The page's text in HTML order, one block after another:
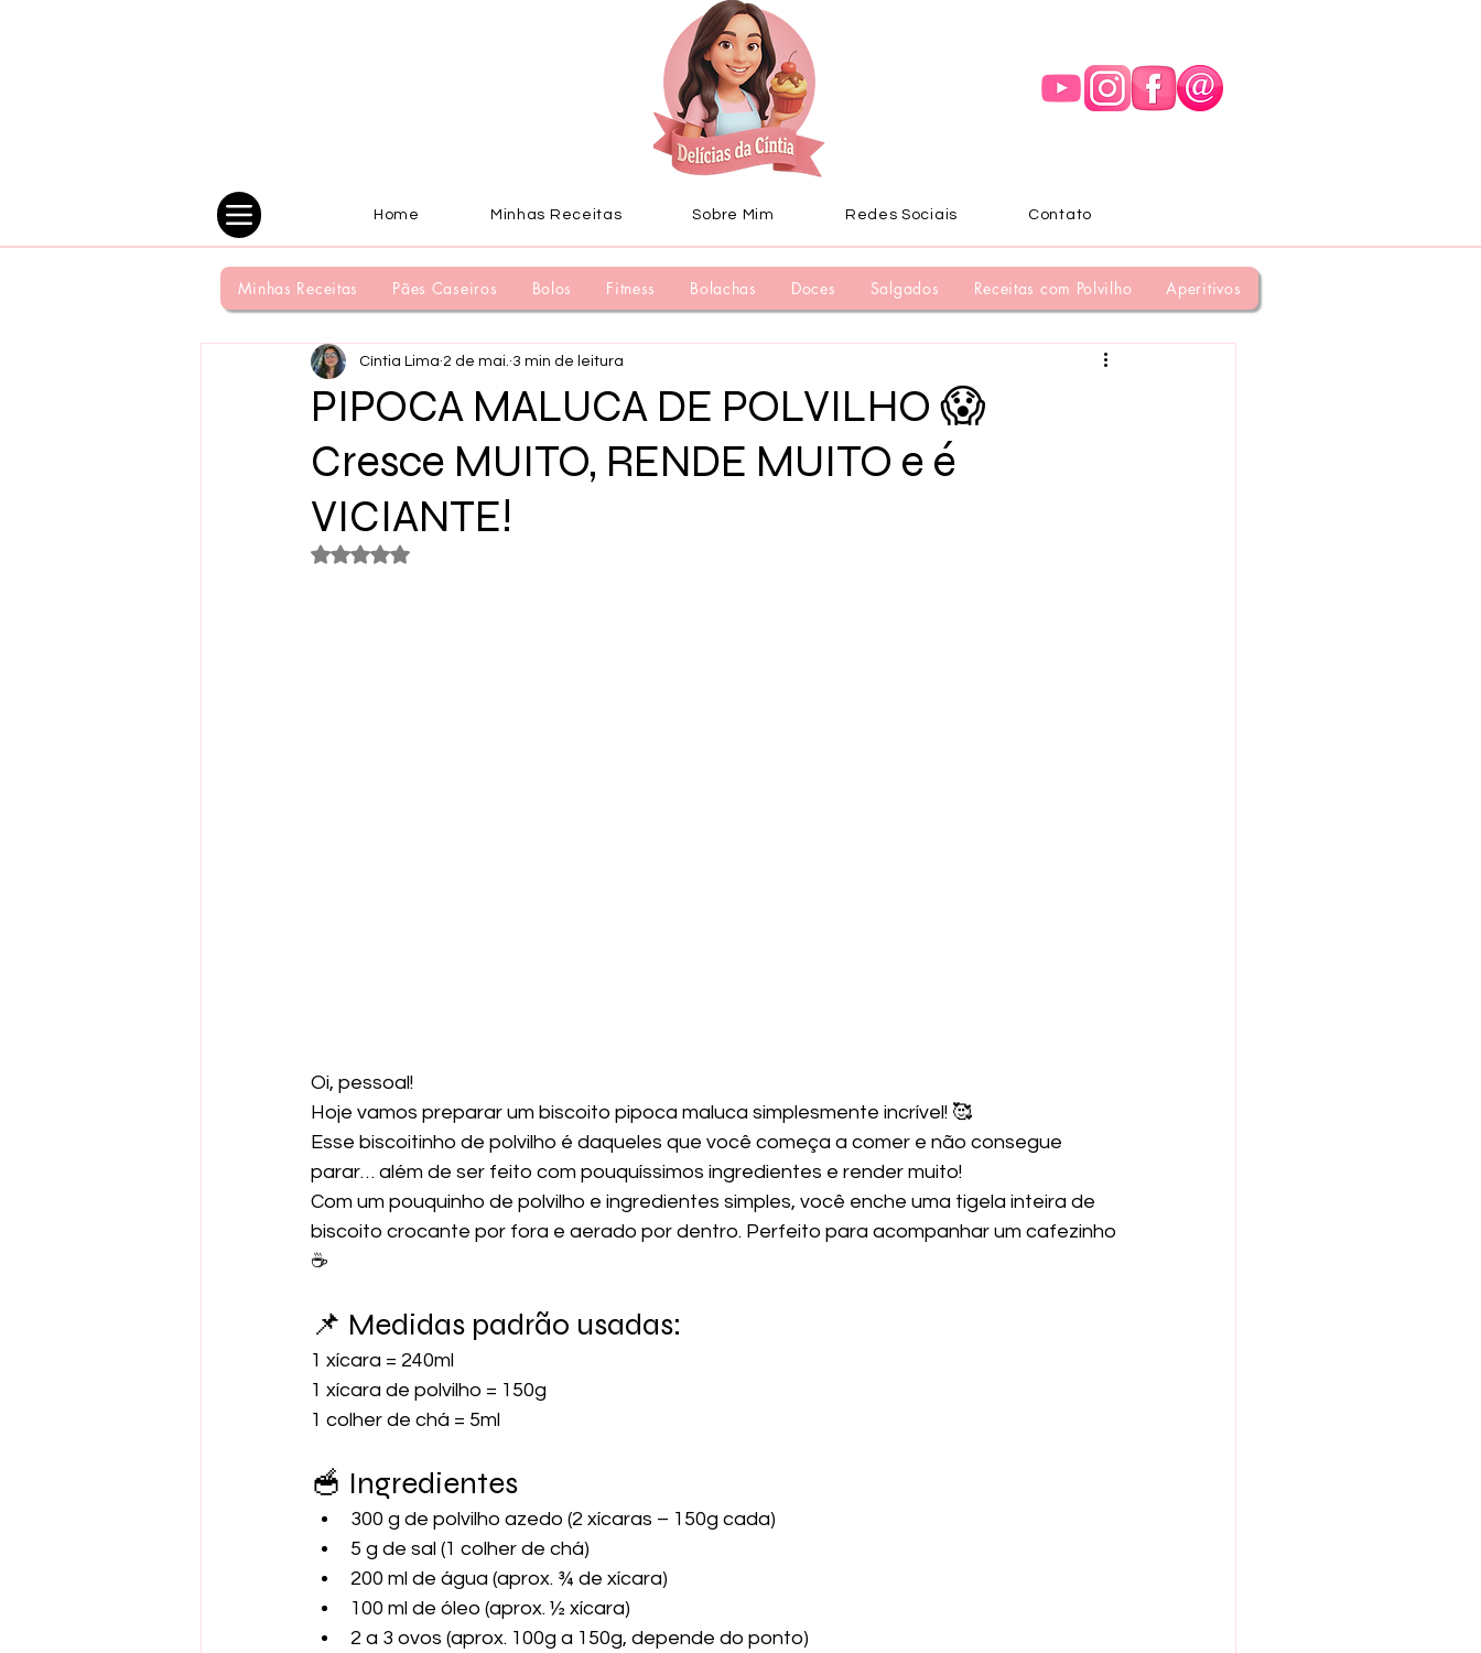
Home Minhas Receitas Sobre Mim Redes Sociais Contato
Minhas Receitas Pães Caseiros Bolos Fitness Bolachas Doces Salgados Receitas com Polvilho Aperitivos
PIPOCA MALUCA DE POLVILHO 😱
Cresce MUITO, RENDE MUITO e é
VICIANTE!
Cíntia Lima 2 de mai. 3 min de leitura
Avaliado com NaN de 5 estrelas.
Oi, pessoal!
Hoje vamos preparar um biscoito pipoca maluca simplesmente incrível! 🥰
Esse biscoitinho de polvilho é daqueles que você começa a comer e não consegue
parar… além de ser feito com pouquíssimos ingredientes e render muito!
Com um pouquinho de polvilho e ingredientes simples, você enche uma tigela inteira de
biscoito crocante por fora e aerado por dentro. Perfeito para acompanhar um cafezinho
☕
📌 Medidas padrão usadas:
1 xícara = 240ml
1 xícara de polvilho = 150g
1 colher de chá = 5ml
🥣 Ingredientes
300 g de polvilho azedo (2 xícaras – 150g cada)
5 g de sal (1 colher de chá)
200 ml de água (aprox. ¾ de xícara)
100 ml de óleo (aprox. ½ xícara)
2 a 3 ovos (aprox. 100g a 150g, depende do ponto)